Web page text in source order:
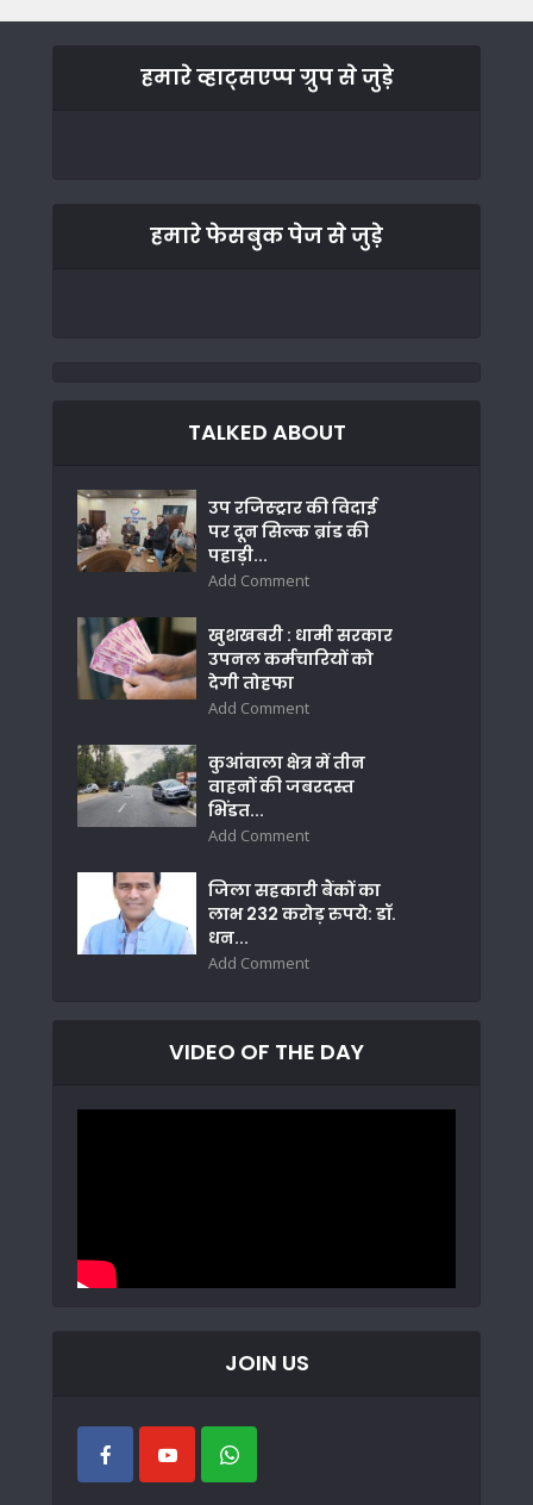
हमारे व्हाट्सएप्प ग्रुप से जुड़े
हमारे फेसबुक पेज से जुड़े
TALKED ABOUT
उप रजिस्ट्रार की विदाई
पर दून सिल्क ब्रांड की
पहाड़ी...
Add Comment
खुशखबरी : धामी सरकार
उपनल कर्मचारियों को
देगी तोहफा
Add Comment
कुआंवाला क्षेत्र में तीन
वाहनों की जबरदस्त
भिंडत...
Add Comment
जिला सहकारी बैंकों का
लाभ 232 करोड़ रुपये: डॉ.
धन...
Add Comment
VIDEO OF THE DAY
JOIN US